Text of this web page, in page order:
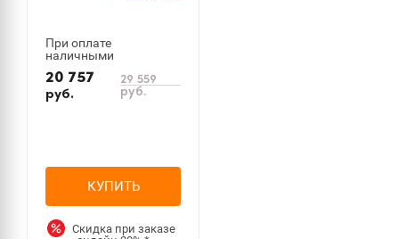
При оплате
наличными
20 757
руб.
29 559
руб.
КУПИТЬ
Скидка при заказе